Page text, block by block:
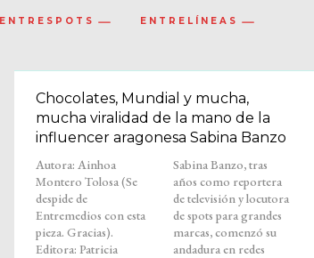
ENTRESPOTS ENTRELÍNEAS
Chocolates, Mundial y mucha,
mucha viralidad de la mano de la
influencer aragonesa Sabina Banzo
Autora: Ainhoa
Montero Tolosa (Se
despide de
Entremedios con esta
pieza. Gracias).
Editora: Patricia
Sabina Banzo, tras
años como reportera
de televisión y locutora
de spots para grandes
marcas, comenzó su
andadura en redes